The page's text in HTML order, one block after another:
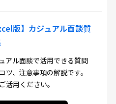
版】カジュアル面談質
アル面談で活用できる質問
ツ、注意事項の解説です。
活用ください。